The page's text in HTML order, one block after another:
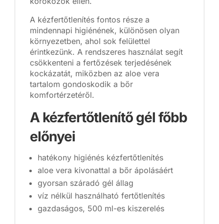
A kézfertőtlenítés fontos része a
mindennapi higiénének, különösen olyan
környezetben, ahol sok felülettel
érintkezünk. A rendszeres használat segít
csökkenteni a fertőzések terjedésének
kockázatát, miközben az aloe vera
tartalom gondoskodik a bőr
komfortérzetéről.
A kézfertőtlenítő gél főbb
előnyei
hatékony higiénés kézfertőtlenítés
aloe vera kivonattal a bőr ápolásáért
gyorsan száradó gél állag
víz nélkül használható fertőtlenítés
gazdaságos, 500 ml-es kiszerelés